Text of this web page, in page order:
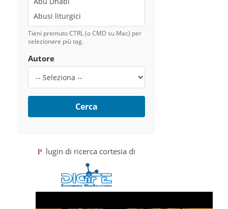
Tieni premuto CTRL (o CMD su Mac) per
selezionare più tag.
Autore
Cerca
Plugin di ricerca cortesia di